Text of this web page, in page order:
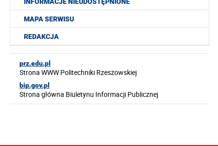
MAPA SERWISU
REDAKCJA
prz.edu.pl
Strona WWW Politechniki Rzeszowskiej
bip.gov.pl
Strona główna Biuletynu Informacji Publicznej